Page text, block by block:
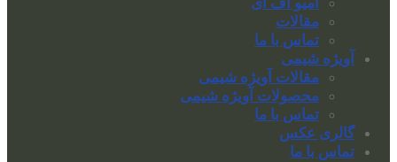
مقالات
تماس با ما
آویژه شیمی
مقالات آویژه شیمی
محصولات آویژه شیمی
تماس با ما
گالری عکس
تماس با ما